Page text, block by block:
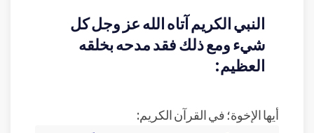
النبي الكريم آتاه الله عز وجل كل
شيء ومع ذلك فقد مدحه بخلقه
العظيم:
أيها الإخوة؛ في القرآن الكريم: